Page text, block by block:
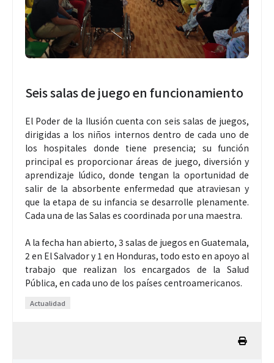
Seis salas de juego en funcionamiento
El Poder de la Ilusión cuenta con seis salas de juegos,
dirigidas a los niños internos dentro de cada uno de
los hospitales donde tiene presencia; su función
principal es proporcionar áreas de juego, diversión y
aprendizaje lúdico, donde tengan la oportunidad de
salir de la absorbente enfermedad que atraviesan y
que la etapa de su infancia se desarrolle plenamente.
Cada una de las Salas es coordinada por una maestra.
A la fecha han abierto, 3 salas de juegos en Guatemala,
2 en El Salvador y 1 en Honduras, todo esto en apoyo al
trabajo que realizan los encargados de la Salud
Pública, en cada uno de los países centroamericanos.
Actualidad